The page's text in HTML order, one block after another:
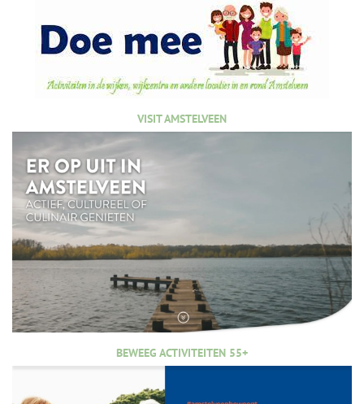
VISIT AMSTELVEEN
BEWEEG ACTIVITEITEN 55+